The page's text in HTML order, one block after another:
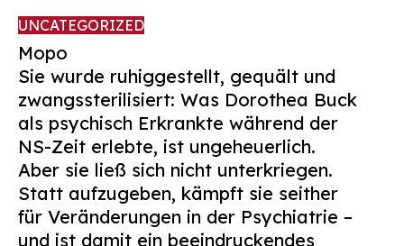
Über Uns
Infos & Broschüren
Archiv
Kontakt
Suchen
UNCATEGORIZED
Mopo
Sie wurde ruhiggestellt, gequält und
zwangssterilisiert: Was Dorothea Buck
als psychisch Erkrankte während der
NS-Zeit erlebte, ist ungeheuerlich.
Aber sie ließ sich nicht unterkriegen.
Statt aufzugeben, kämpft sie seither
für Veränderungen in der Psychiatrie –
und ist damit ein beeindruckendes